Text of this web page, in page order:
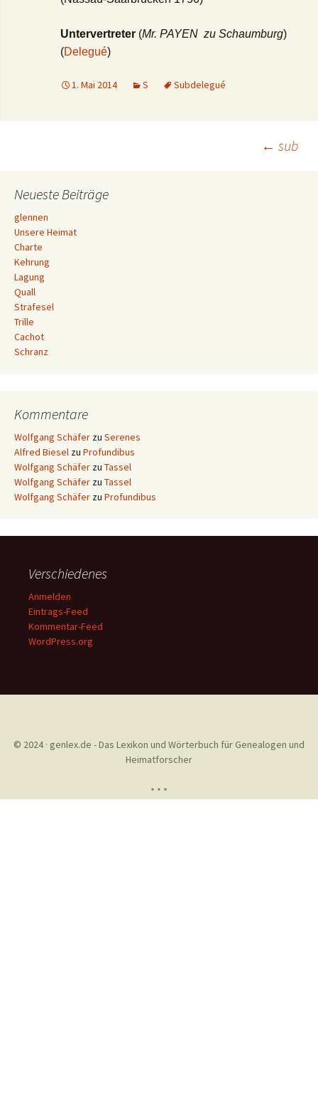
Untervertreter (Mr. PAYEN zu Schaumburg)
(Delegué)
1. Mai 2014 S Subdelegué
Navigation
← sub
Neueste Beiträge
glennen
Unsere Heimat
Charte
Kehrung
Lagung
Quall
Strafesel
Trille
Cachot
Schranz
Kommentare
Wolfgang Schäfer zu Serenes
Alfred Biesel zu Profundibus
Wolfgang Schäfer zu Tassel
Wolfgang Schäfer zu Tassel
Wolfgang Schäfer zu Profundibus
Verschiedenes
Anmelden
Eintrags-Feed
Kommentar-Feed
WordPress.org
© 2024 · genlex.de - Das Lexikon und Wörterbuch für Genealogen und
Heimatforscher
* * *